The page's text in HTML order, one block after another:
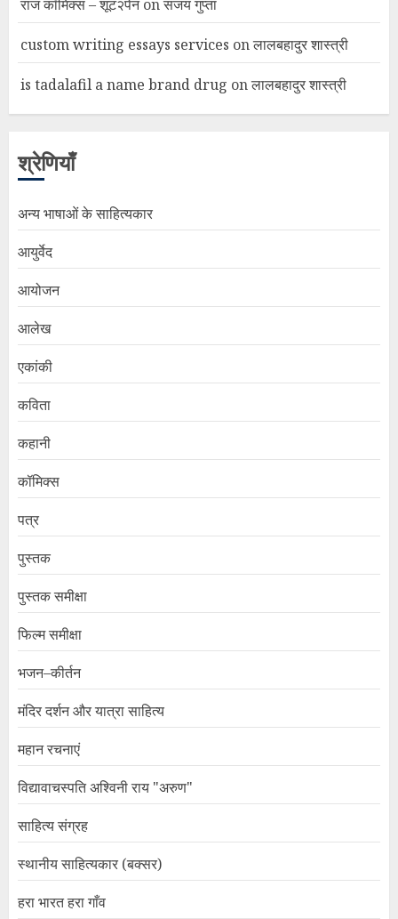
राज कॉमिक्स – शूट२पेनonसंजय गुप्ता
custom writing essays services onलालबहादुर शास्त्री
is tadalafil a name brand drug onलालबहादुर शास्त्री
श्रेणियाँ
अन्य भाषाओं के साहित्यकार
आयुर्वेद
आयोजन
आलेख
एकांकी
कविता
कहानी
कॉमिक्स
पत्र
पुस्तक
पुस्तक समीक्षा
फिल्म समीक्षा
भजन–कीर्तन
मंदिर दर्शन और यात्रा साहित्य
महान रचनाएं
विद्यावाचस्पति अश्विनी राय "अरुण"
साहित्य संग्रह
स्थानीय साहित्यकार (बक्सर)
हरा भारत हरा गाँव